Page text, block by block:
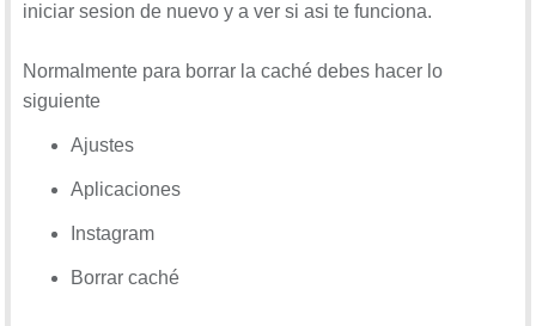
iniciar sesion de nuevo y a ver si asi te funciona.
Normalmente para borrar la caché debes hacer lo
siguiente
Ajustes
Aplicaciones
Instagram
Borrar caché